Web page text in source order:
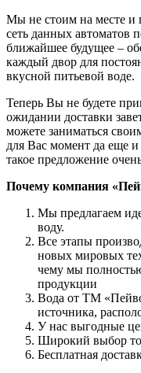
Мы не стоим на месте и
сеть данных автоматов
ближайшее будущее –
каждый двор для
вкусной питьевой воде.
Теперь Вы не будете
ожидании доставки
можете заниматься
для Вас момент да еще
такое предложение
Почему компания
Мы предлагаем
воду.
Все этапы
новых мировых
чему мы
продукции
Вода от ТМ
источника,
У нас выгодные
Широкий выбор
Бесплатная